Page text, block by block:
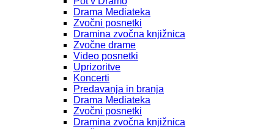
Drama Mediateka
Zvočni posnetki
Dramina zvočna knjižnica
Zvočne drame
Video posnetki
Uprizoritve
Koncerti
Predavanja in branja
Drama Mediateka
Zvočni posnetki
Dramina zvočna knjižnica